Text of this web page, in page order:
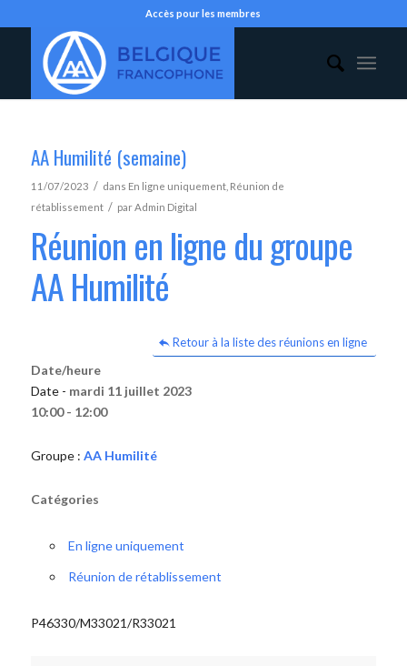
Accès pour les membres
AA Humilité (semaine)
11/07/2023 / dans En ligne uniquement, Réunion de
rétablissement / parAdmin Digital
Réunion en ligne du groupe
AA Humilité
Retour à la liste des réunions en ligne
Date/heure
Date - mardi 11 juillet 2023
10:00 - 12:00
Groupe : AA Humilité
Catégories
En ligne uniquement
Réunion de rétablissement
P46330/M33021/R33021